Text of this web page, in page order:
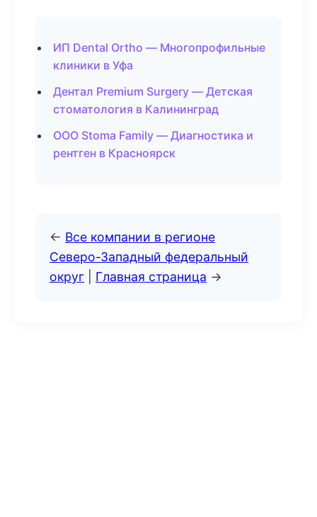
ИП Dental Ortho — Многопрофильные
клиники в Уфа
Дентал Premium Surgery — Детская
стоматология в Калининград
ООО Stoma Family — Диагностика и
рентген в Красноярск
← Все компании в регионе
Северо-Западный федеральный
округ
Главная страница →